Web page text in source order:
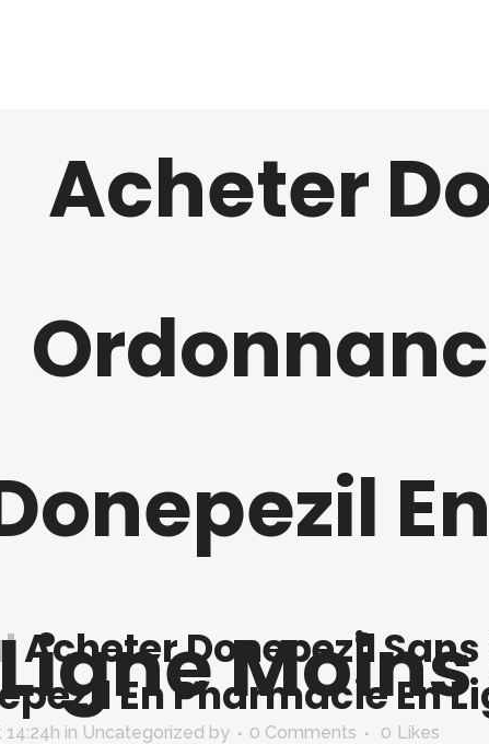
Acheter
Acheter Donepezil
En Pharmacie En
in Uncategorized by 0 Comments 0 Likes